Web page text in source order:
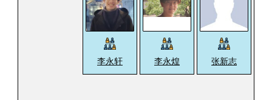
李永轩 李永煌 张新志